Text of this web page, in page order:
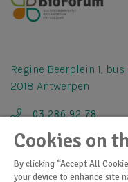
Regine Beerplein 1, bus
2018 Antwerpen
03 286 92 78
info@bioforum.be
Cookies on
By clicking “Accept All
your device to enhance site